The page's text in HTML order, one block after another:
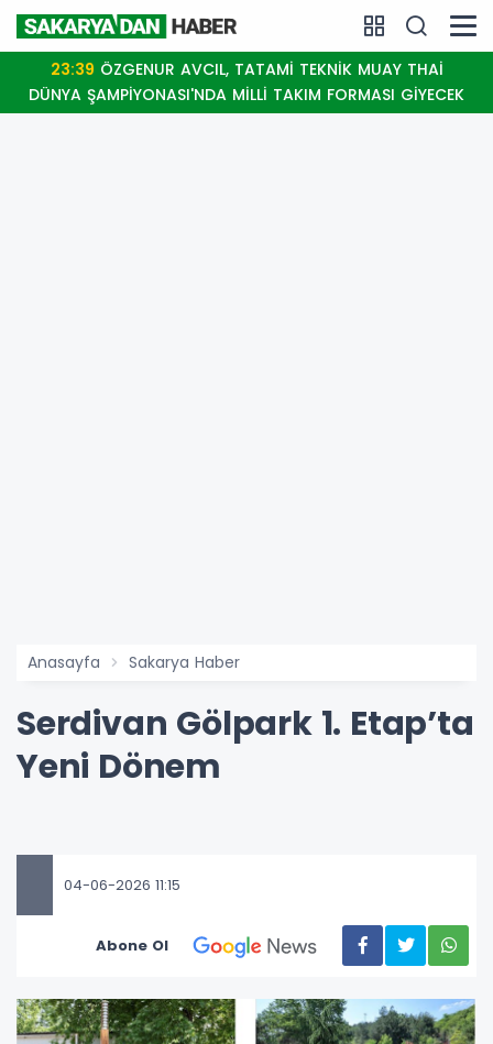
23:39
DÜNYA ŞAMPİYONASI'NDA MİLLİ TAKIM FORMASI GİYECEK
Anasayfa Sakarya Haber
Serdivan Gölpark 1. Etap’ta
Yeni Dönem
04-06-2026 11:15
Abone Ol